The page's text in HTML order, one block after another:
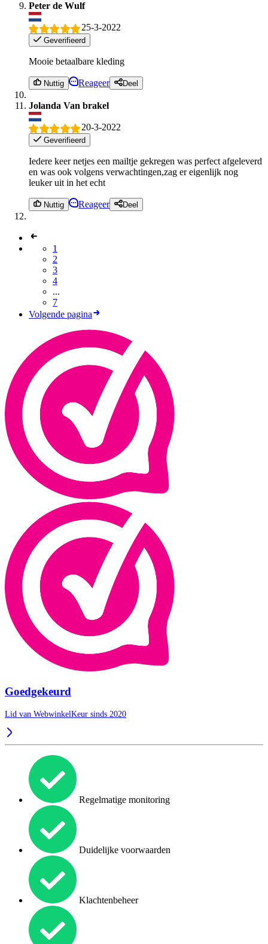
Peter de Wulf
25-3-2022
Geverifieerd
Mooie betaalbare kleding
Nuttig Reageer Deel
Jolanda Van brakel
20-3-2022
Geverifieerd
Iedere keer netjes een mailtje gekregen was perfect afgeleverd
en was ook volgens verwachtingen,zag er eigenlijk nog
leuker uit in het echt
Nuttig Reageer Deel
1
2
3
4
...
7
Volgende pagina
Goedgekeurd
Lid van WebwinkelKeur sinds 2020
Regelmatige monitoring
Duidelijke voorwaarden
Klachtenbeheer